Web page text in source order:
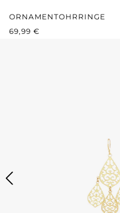
ORNAMENTOHRRINGE
REGULÄRER PREIS:
69,99 €